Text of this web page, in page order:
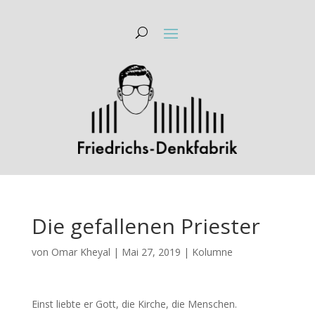
Die gefallenen Priester
von Omar Kheyal | Mai 27, 2019 | Kolumne
Einst liebte er Gott, die Kirche, die Menschen.